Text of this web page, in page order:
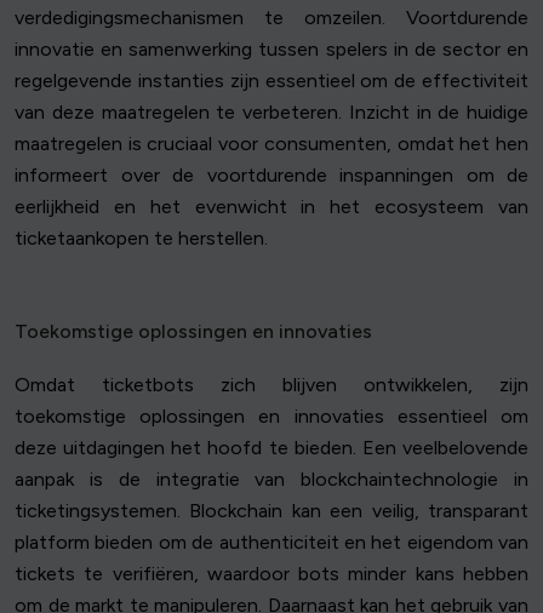
verdedigingsmechanismen te omzeilen. Voortdurende
innovatie en samenwerking tussen spelers in de sector en
regelgevende instanties zijn essentieel om de effectiviteit
van deze maatregelen te verbeteren. Inzicht in de huidige
maatregelen is cruciaal voor consumenten, omdat het hen
informeert over de voortdurende inspanningen om de
eerlijkheid en het evenwicht in het ecosysteem van
ticketaankopen te herstellen.
Toekomstige oplossingen en innovaties
Omdat ticketbots zich blijven ontwikkelen, zijn
toekomstige oplossingen en innovaties essentieel om
deze uitdagingen het hoofd te bieden. Een veelbelovende
aanpak is de integratie van blockchaintechnologie in
ticketingsystemen. Blockchain kan een veilig, transparant
platform bieden om de authenticiteit en het eigendom van
tickets te verifiëren, waardoor bots minder kans hebben
om de markt te manipuleren. Daarnaast kan het gebruik van